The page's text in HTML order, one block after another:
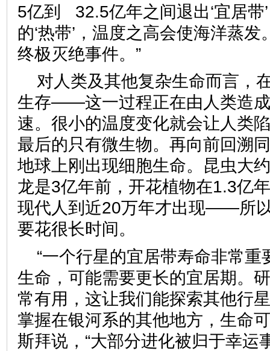
5亿到 32.5亿年之间退出‘宜居带
的‘热带’，温度之高会使海洋蒸
终极灭绝事件。”
对人类及其他复杂生命而言，
生存——这一过程正在由人类造
速。很小的温度变化就会让人类
最后的只有微生物。再向前回溯
地球上刚出现细胞生命。昆虫大
龙是3亿年前，开花植物在1.3亿
现代人到近20万年才出现——所
要花很长时间。
“一个行星的宜居带寿命非常
生命，可能需要更长的宜居期。
常有用，这让我们能探索其他行
掌握在银河系的其他地方，生命
斯拜说，“大部分进化被归于幸运